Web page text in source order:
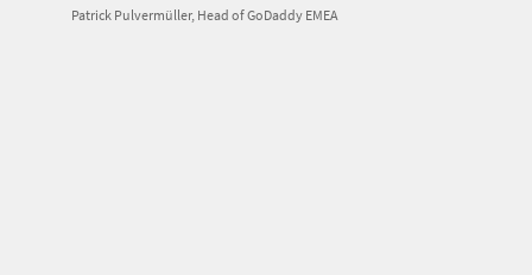
Patrick Pulvermüller, Head of GoDaddy EMEA